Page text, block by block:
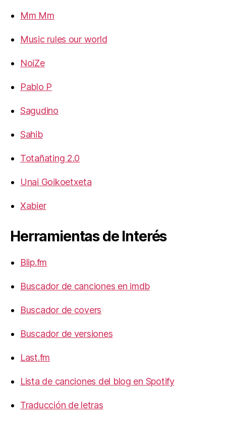
Mm Mm
Music rules our world
NoiZe
Pablo P
Sagudino
Sahib
Totañating 2.0
Unai Goikoetxeta
Xabier
Herramientas de Interés
Blip.fm
Buscador de canciones en imdb
Buscador de covers
Buscador de versiones
Last.fm
Lista de canciones del blog en Spotify
Traducción de letras